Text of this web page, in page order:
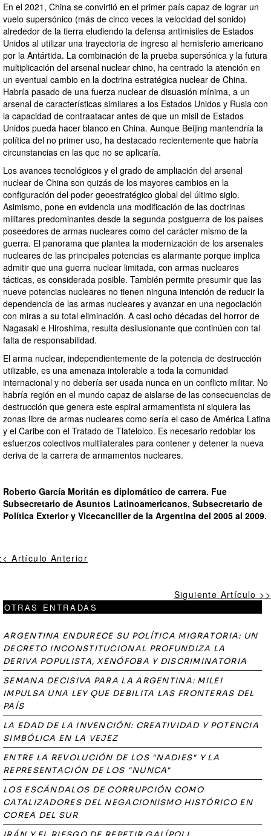
En el 2021, China se convirtió en el primer país capaz de lograr un
vuelo supersónico (más de cinco veces la velocidad del sonido)
alrededor de la tierra eludiendo la defensa antimisiles de Estados
Unidos al utilizar una trayectoria de ingreso al hemisferio americano
por la Antártida. La combinación de la prueba supersónica y la futura
multiplicación del arsenal nuclear chino, ha centrado la atención en
un eventual cambio en la doctrina estratégica nuclear de China.
Habría pasado de una fuerza nuclear de disuasión mínima, a un
arsenal de características similares a los Estados Unidos y Rusia con
la capacidad de contraatacar antes de que un misil de Estados
Unidos pueda hacer blanco en China. Aunque Beijing mantendría la
política del no primer uso, ha destacado recientemente que habría
circunstancias en las que no se aplicaría.
Los avances tecnológicos y el grado de ampliación del arsenal
nuclear de China son quizás de los mayores cambios en la
configuración del poder geoestratégico global del último siglo.
Asimismo, pone en evidencia una modificación de las doctrinas
militares predominantes desde la segunda postguerra de los países
poseedores de armas nucleares como del carácter mismo de la
guerra. El panorama que plantea la modernización de los arsenales
nucleares de las principales potencias es alarmante porque implica
admitir que una guerra nuclear limitada, con armas nucleares
tácticas, es considerada posible. También permite presumir que las
nueve potencias nucleares no tienen ninguna intención de reducir la
dependencia de las armas nucleares y avanzar en una negociación
con miras a su total eliminación. A casi ocho décadas del horror de
Nagasaki e Hiroshima, resulta desilusionante que continúen con tal
falta de responsabilidad.
El arma nuclear, independientemente de la potencia de destrucción
utilizable, es una amenaza intolerable a toda la comunidad
internacional y no debería ser usada nunca en un conflicto militar. No
habría región en el mundo capaz de aislarse de las consecuencias de
destrucción que genera este espiral armamentista ni siquiera las
zonas libre de armas nucleares como sería el caso de América Latina
y el Caribe con el Tratado de Tlatelolco. Es necesario redoblar los
esfuerzos colectivos multilaterales para contener y detener la nueva
deriva de la carrera de armamentos nucleares.
Roberto García Moritán es diplomático de carrera. Fue
Subsecretario de Asuntos Latinoamericanos, Subsecretario de
Política Exterior y Vicecanciller de la Argentina del 2005 al 2009.
Artículo Anterior
Siguiente Artículo >>
OTRAS ENTRADAS
ARGENTINA ENDURECE SU POLÍTICA MIGRATORIA: UN
DECRETO INCONSTITUCIONAL PROFUNDIZA LA
DERIVA POPULISTA, XENÓFOBA Y DISCRIMINATORIA
SEMANA DECISIVA PARA LA ARGENTINA: MILEI
IMPULSA UNA LEY QUE DEBILITA LAS FRONTERAS DEL
PAÍS
LA EDAD DE LA INVENCIÓN: CREATIVIDAD Y POTENCIA
SIMBÓLICA EN LA VEJEZ
ENTRE LA REVOLUCIÓN DE LOS "NADIES" Y LA
REPRESENTACIÓN DE LOS "NUNCA"
LOS ESCÁNDALOS DE CORRUPCIÓN COMO
CATALIZADORES DEL NEGACIONISMO HISTÓRICO EN
COREA DEL SUR